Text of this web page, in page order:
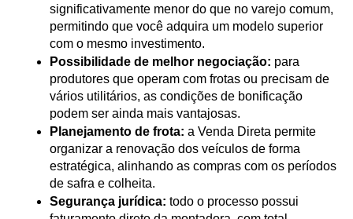
significativamente menor do que no varejo comum,
permitindo que você adquira um modelo superior
com o mesmo investimento.
Possibilidade de melhor negociação: para
produtores que operam com frotas ou precisam de
vários utilitários, as condições de bonificação
podem ser ainda mais vantajosas.
Planejamento de frota: a Venda Direta permite
organizar a renovação dos veículos de forma
estratégica, alinhando as compras com os períodos
de safra e colheita.
Segurança jurídica: todo o processo possui